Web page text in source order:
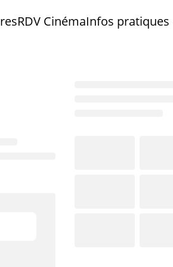
RDV CinémaInfos pratiques